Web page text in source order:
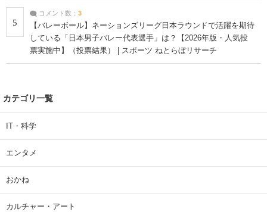
5
コメント数： 3
【バレーボール】ネーションズリーグ日本ラウンドで活躍を期待
している「日本男子バレー代表選手」は？【2026年版・人気投
票実施中】（投票結果） | スポーツ ねとらぼリサーチ
カテゴリ一覧
IT・科学
エンタメ
おかね
カルチャー・アート